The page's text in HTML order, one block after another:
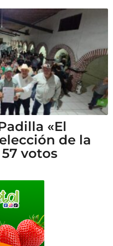
«El
de la
votos